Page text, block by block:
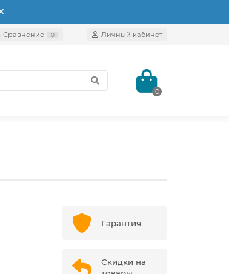
Сравнение 0 Личный кабинет
0
Гарантия
Скидки на